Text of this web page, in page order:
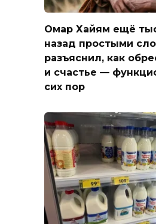
Омар Хайям ещё
назад простыми
разъяснил, как
и счастье —
сих пор